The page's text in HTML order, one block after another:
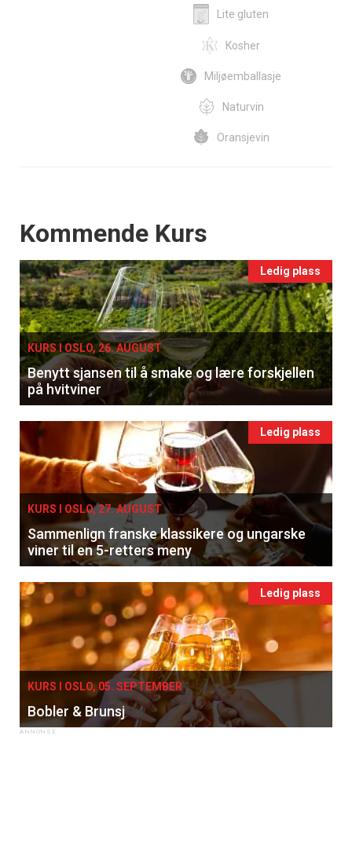
Lite gluten
Kosher
Miljøemballasje
Naturvin
Oransjevin
Events
Kommende Kurs
Ledig plass
KURS I OSLO, 26. AUGUST
Benytt sjansen til å smake og lære forskjellen
på hvitviner
Ledig plass
KURS I OSLO, 27. AUGUST
Sammenlign franske klassikere og ungarske
viner til en 5-retters meny
Ledig plass
KURS I OSLO, 05. SEPTEMBER
Bobler & Brunsj